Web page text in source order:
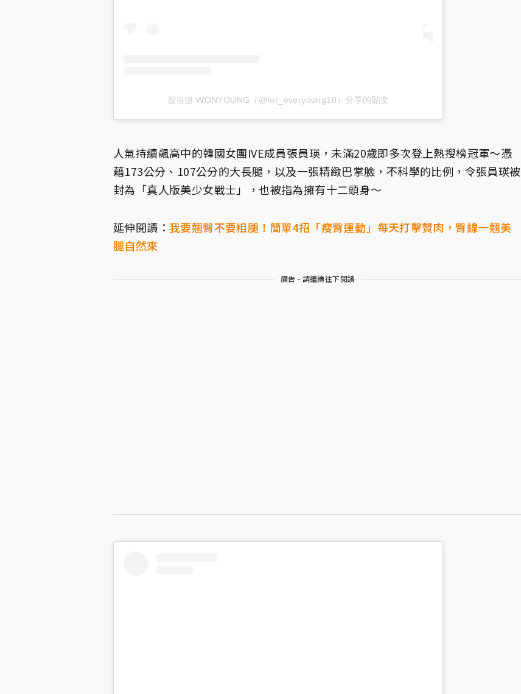
장원영 WONYOUNG（@for_everyoung10）分享的貼文
人氣持續飆高中的韓國女團IVE成員張員瑛，未滿20歲即多次登上熱搜榜冠軍～憑
藉173公分、107公分的大長腿，以及一張精緻巴掌臉，不科學的比例，令張員瑛被
封為「真人版美少女戰士」，也被指為擁有十二頭身～
延伸閱讀： 我要翹臀不要粗腿！簡單4招「瘦臀運動」每天打擊贅肉，臀線一翹美
腿自然來
廣告 - 請繼續往下閱讀